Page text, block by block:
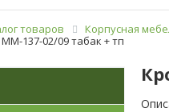
товаров Корпусная
137-02/09 табак + тп